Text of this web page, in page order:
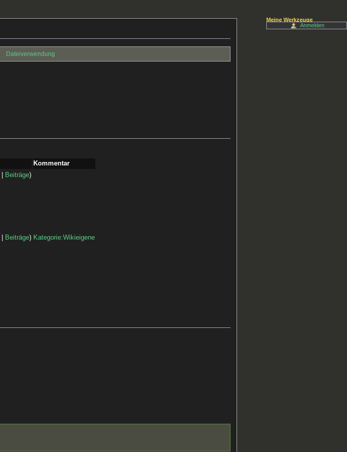
Dateiverwendung
Kommentar
Beiträge)
Beiträge) Kategorie:Wikieigene
Meine Werkzeuge
Anmelden